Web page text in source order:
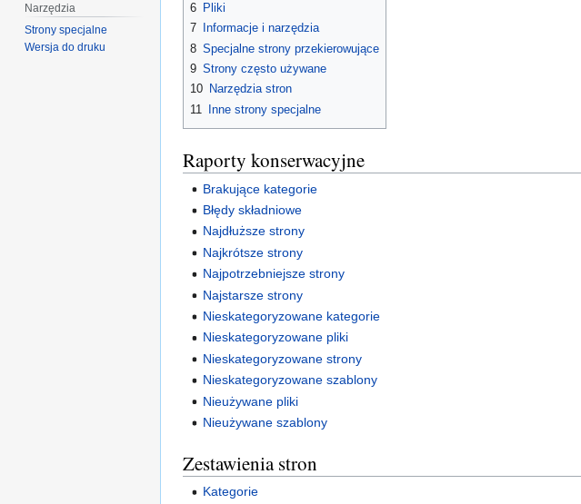
6 Pliki
7
Informacje i narzędzia
8 Specjalne strony przekierowujące
9 Strony często używane
10 Narzędzia stron
11
Inne strony specjalne
Raporty konserwacyjne
Brakujące kategorie
Błędy składniowe
Najdłuższe strony
Najkrótsze strony
Najpotrzebniejsze strony
Najstarsze strony
Nieskategoryzowane kategorie
Nieskategoryzowane pliki
Nieskategoryzowane strony
Nieskategoryzowane szablony
Nieużywane pliki
Nieużywane szablony
Zestawienia stron
Kategorie
Narzędzia
Strony specjalne
Wersja do druku